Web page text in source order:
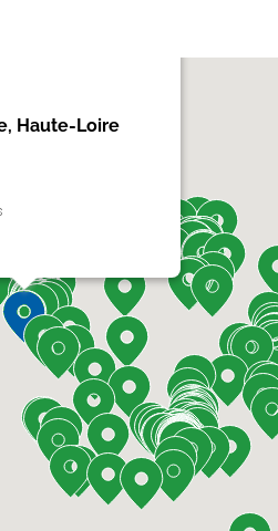
Haute-Loire